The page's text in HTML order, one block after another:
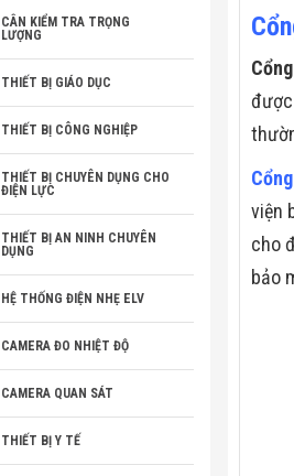
CÂN KIỂM TRA TRỌNG
LƯỢNG
THIẾT BỊ GIÁO DỤC
THIẾT BỊ CÔNG NGHIỆP
THIẾT BỊ CHUYÊN DỤNG CHO
ĐIỆN LỰC
THIẾT BỊ AN NINH CHUYÊN
DỤNG
HỆ THỐNG ĐIỆN NHẸ ELV
CAMERA ĐO NHIỆT ĐỘ
CAMERA QUAN SÁT
THIẾT BỊ Y TẾ
viện
cho
bảo